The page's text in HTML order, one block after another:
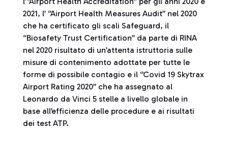
2021, l’ ‘’Airport Health Measures Audit’’ nel 2020
che ha certificato gli scali Safeguard, il
“Biosafety Trust Certification” da parte di RINA
nel 2020 risultato di un’attenta istruttoria sulle
misure di contenimento adottate per tutte le
forme di possibile contagio e il ‘’Covid 19 Skytrax
Airport Rating 2020’’ che ha assegnato al
Leonardo da Vinci 5 stelle a livello globale in
base all’efficienza delle procedure e ai risultati
dei test ATP.